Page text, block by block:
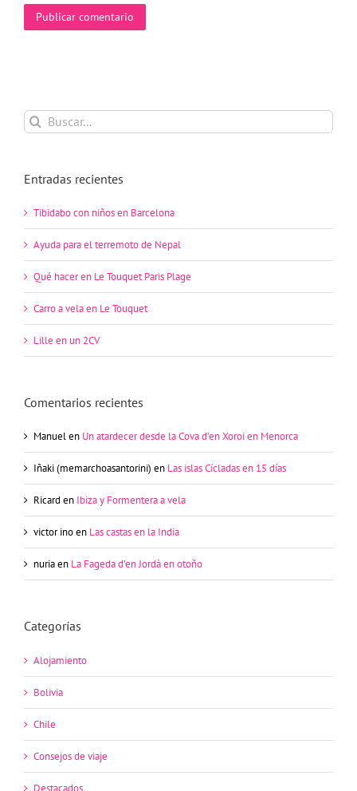
Buscar:
Entradas recientes
Tibidabo con niños en Barcelona
Ayuda para el terremoto de Nepal
Qué hacer en Le Touquet Paris Plage
Carro a vela en Le Touquet
Lille en un 2CV
Comentarios recientes
Manuelen Un atardecer desde la Cova d’en Xoroi en Menorca
Iñaki (memarchoasantorini) en Las islas Cícladas en 15 días
Ricard en Ibiza y Formentera a vela
victor inoen Las castas en la India
nuriaen La Fageda d’en Jordà en otoño
Categorías
Alojamiento
Bolivia
Chile
Consejos de viaje
Destacados